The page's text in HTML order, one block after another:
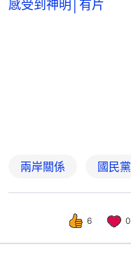
感受到神明│有片
兩岸關係 國民黨
6 0